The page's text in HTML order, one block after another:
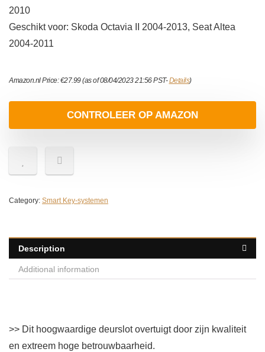
2010
Geschikt voor: Skoda Octavia II 2004-2013, Seat Altea
2004-2011
Amazon.nl Price:€27.99(as of 08/04/2023 21:56 PST-Details)
CONTROLEER OP AMAZON
Category: Smart Key-systemen
Description
Additional information
>> Dit hoogwaardige deurslot overtuigt door zijn kwaliteit
en extreem hoge betrouwbaarheid.